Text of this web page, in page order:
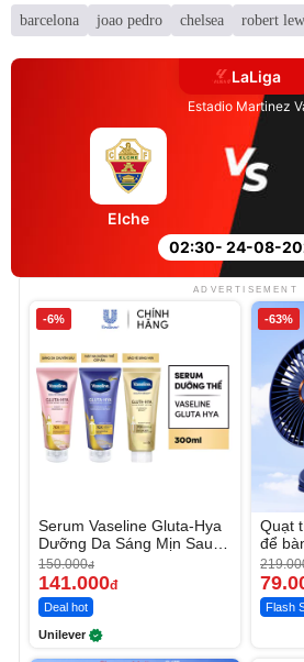
barcelona joao pedro chelsea robert
LaLiga
Estadio Martinez
02:30- 24-08-
Elche
ADVERTISEMENT
-6%
Serum Vaseline Gluta-Hya
Dưỡng Da Sáng Mịn Sau 7
Ngày
150.000đ
141.000đ
Deal hot
Unilever
-63%
Quạt
để
Flash